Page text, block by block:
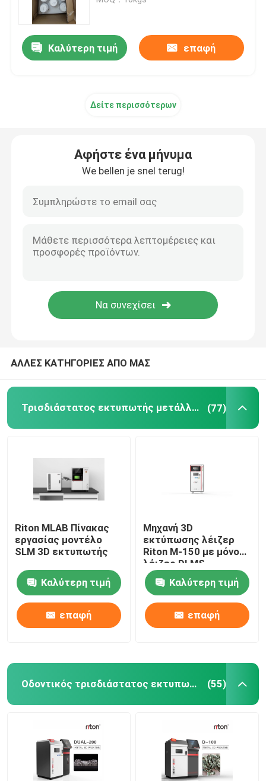
Ιατρικός τρισδιάστατος εκτυπωτής
Συμπυκνώνοντας μηχανή λέιζερ
Αυτοκίνητος τρισδιάστατος εκτυπωτής
Ψηφιακή CNC μηχανή
Μηχανή κάμψης σύρματος DMIS-V1
Μηχανή κάμψης σύρματος DMIS-V1
Καλύτερη τιμή επαφή
Δείτε περισσότερων
Αφήστε ένα μήνυμα
We bellen je snel terug!
ΑΛΛΕΣ ΚΑΤΗΓΟΡΙΕΣ ΑΠΟ ΜΑΣ
Τρισδιάστατος εκτυπωτής μετάλλων λέιζερ (77)
Riton MLAB Πίνακας
εργασίας μοντέλο
SLM 3D εκτυπωτής
Καλύτερη τιμή
επαφή
Μηχανή 3D
εκτύπωσης λέιζερ
Riton M-150 με μόνο
λέιζερ DLMS
Καλύτερη τιμή
επαφή
Οδοντικός τρισδιάστατος εκτυπωτής μετάλλων (55)